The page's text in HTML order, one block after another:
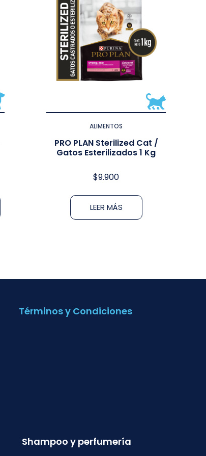
ALIMENTOS
PRO PLAN Sterilized Cat /
Gatos Esterilizados 1 Kg
$9.900
LEER MÁS
Términos y Condiciones
Shampoo y perfumería